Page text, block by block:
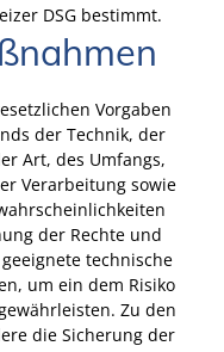
DSG bestimmt.
Vorgaben
der Technik, der
Art, des Umfangs,
Verarbeitung sowie
der Rechte und
technische
um ein dem Risiko
Zu den
die Sicherung der